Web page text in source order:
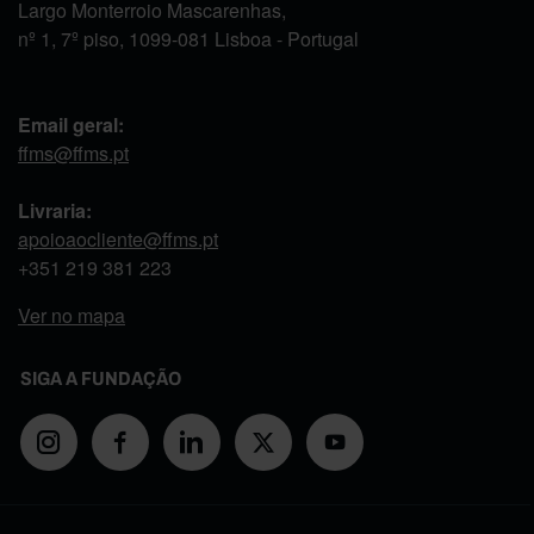
Largo Monterroio Mascarenhas,
nº 1, 7º piso, 1099-081 Lisboa - Portugal
Email geral:
ffms@ffms.pt
Livraria:
apoioaocliente@ffms.pt
+351 219 381 223
Ver no mapa
SIGA A FUNDAÇÃO